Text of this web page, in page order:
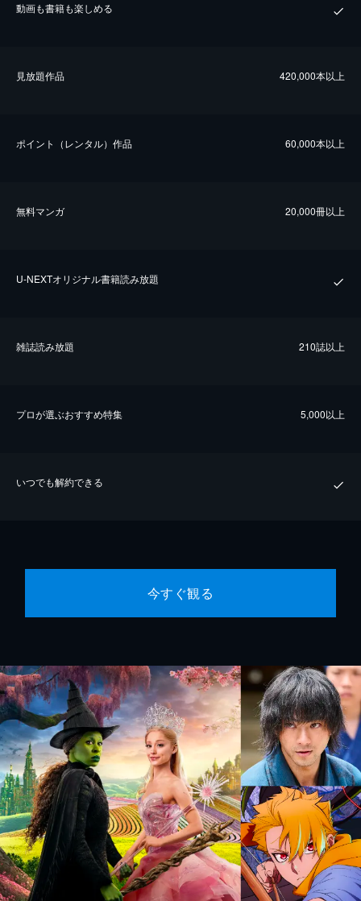
動画も書籍も楽しめる
⾒放題作品 420,000本以上
ポイント（レンタル）作品 60,000本以上
無料マンガ 20,000冊以上
U-NEXTオリジナル書籍読み放題
雑誌読み放題 210誌以上
プロが選ぶおすすめ特集 5,000以上
いつでも解約できる
今すぐ観る